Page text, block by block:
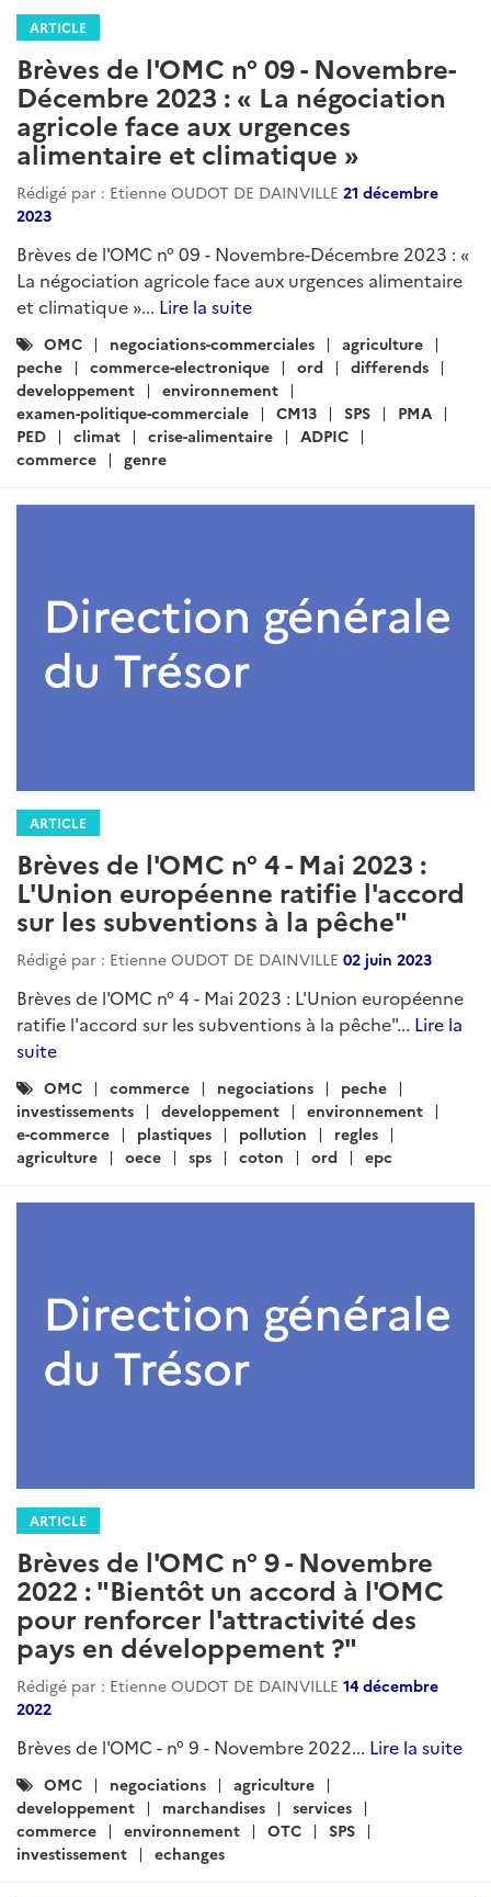
ARTICLE
Brèves de l'OMC n° 09 - Novembre-
Décembre 2023 : « La négociation
agricole face aux urgences
alimentaire et climatique »
Rédigé par : Etienne OUDOT DE DAINVILLE 21 décembre
2023
Brèves de l'OMC n° 09 - Novembre-Décembre 2023 : «
La négociation agricole face aux urgences alimentaire
et climatique »... Lire la suite
Catégories
:
OMC negociations-commerciales
agriculture
peche
commerce-electronique ord
differends
developpement
environnement
examen-politique-commerciale
CM13 SPS
PMA
PED
climat crise-alimentaire
ADPIC
commerce
genre
ARTICLE
Brèves de l'OMC n° 4 - Mai 2023 :
L'Union européenne ratifie l'accord
sur les subventions à la pêche"
Rédigé par : Etienne OUDOT DE DAINVILLE 02 juin 2023
Brèves de l'OMC n° 4 - Mai 2023 : L'Union européenne
ratifie l'accord sur les subventions à la pêche"... Lire la
suite
Catégories
:
OMC commerce negociations
peche
investissements
developpement
environnement
e-commerce
plastiques pollution
regles
agriculture
oece sps coton ord epc
ARTICLE
Brèves de l'OMC n° 9 - Novembre
2022 : "Bientôt un accord à l'OMC
pour renforcer l'attractivité des
pays en développement ?"
Rédigé par : Etienne OUDOT DE DAINVILLE 14 décembre
2022
Brèves de l'OMC - n° 9 - Novembre 2022... Lire la suite
Catégories
:
OMC negociations
agriculture
developpement
marchandises
services
commerce
environnement OTC
SPS
investissement
echanges